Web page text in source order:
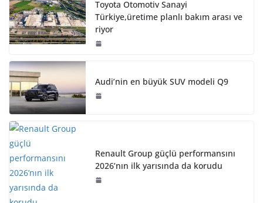
Toyota Otomotiv Sanayi
Türkiye,üretime planlı bakım arası ve
riyor
Audi’nin en büyük SUV modeli Q9
Renault Group güçlü performansını
2026’nın ilk yarısında da korudu